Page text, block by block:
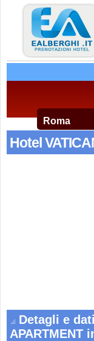
Hotel
Detagli e
APARTMENT